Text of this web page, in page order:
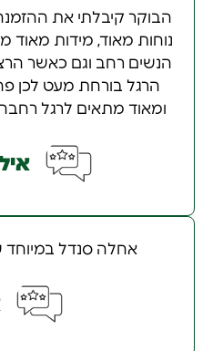
הבוקר קיבלתי את
נוחות מאוד, מידות מאוד
הנשים רחב וגם כאשר
הרגל בורחת מעט לכן
ומאוד מתאים לרגל
אחלה סנדל במיוחד